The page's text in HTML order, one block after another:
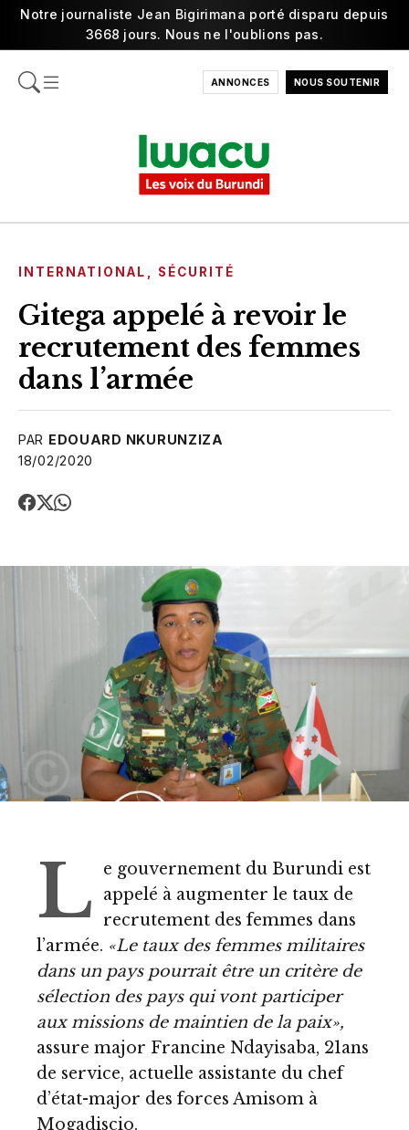
Notre journaliste Jean Bigirimana porté disparu depuis
3668 jours. Nous ne l'oublions pas.
ANNONCES NOUS SOUTENIR
INTERNATIONAL SÉCURITÉ
Gitega appelé à revoir le
recrutement des femmes
dans l’armée
PAR EDOUARD NKURUNZIZA
18/02/2020
L
e gouvernement du Burundi est
appelé à augmenter le taux de
recrutement des femmes dans
l’armée. «Le taux des femmes militaires
dans un pays pourrait être un critère de
sélection des pays qui vont participer
aux missions de maintien de la paix»,
assure major Francine Ndayisaba, 21ans
de service, actuelle assistante du chef
d’état-major des forces Amisom à
Mogadiscio.